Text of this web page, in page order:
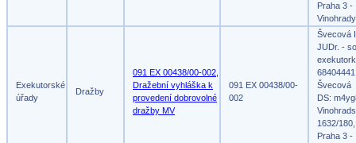
Praha 3 -
Vinohrady
Exekutorské
úřady
Dražby
091 EX 00438/00-002,
Dražební vyhláška k
provedení dobrovolné
dražby MV
091 EX 00438/00-
002
Švecová
JUDr. -
Švecová
DS:
1632/
Praha 3 -